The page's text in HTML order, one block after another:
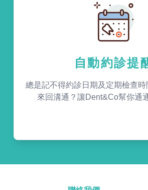
自動約診提
總是記不得約診日期及定期檢查
來回溝通？讓Dent&Co幫你通